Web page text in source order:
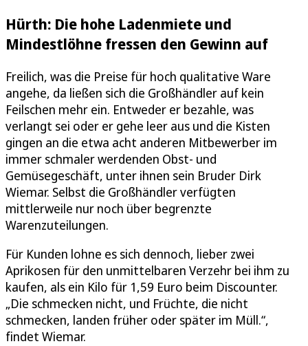
Hürth: Die hohe Ladenmiete und
Mindestlöhne fressen den Gewinn auf
Freilich, was die Preise für hoch qualitative Ware
angehe, da ließen sich die Großhändler auf kein
Feilschen mehr ein. Entweder er bezahle, was
verlangt sei oder er gehe leer aus und die Kisten
gingen an die etwa acht anderen Mitbewerber im
immer schmaler werdenden Obst- und
Gemüsegeschäft, unter ihnen sein Bruder Dirk
Wiemar. Selbst die Großhändler verfügten
mittlerweile nur noch über begrenzte
Warenzuteilungen.
Für Kunden lohne es sich dennoch, lieber zwei
Aprikosen für den unmittelbaren Verzehr bei ihm zu
kaufen, als ein Kilo für 1,59 Euro beim Discounter.
„Die schmecken nicht, und Früchte, die nicht
schmecken, landen früher oder später im Müll.“,
findet Wiemar.